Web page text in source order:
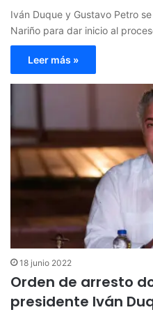
Iván Duque y Gustavo Petro
Nariño para dar inicio al
Leer más »
18 junio 2022
Orden de arresto
presidente Iván